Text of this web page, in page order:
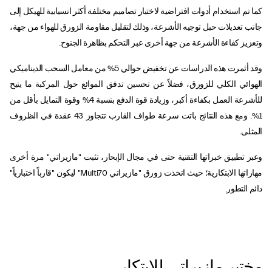
كما تم استخدام أدوات افتراضية لاختبار تصاميم مختلفة أكثر انسيابية للهيكل إلى
جانب تعديلات حبل توجيه الأشرعة، وذلك لتقليل مقاومة الزورق للهواء من جهة،
وتعزيز كفاءة الأشرعة من جهة أخرى عبر التحكم بظاهرة الجنوح.
وقد أثمرت هذه الدراسات عن تخفيض حوالي 5% من معامل السحب الديناميكي
الهوائي الكلي للزورق، فضلاً عن تحسين تدفق الموائع حول المركبة ما يتيح
للأشرعة العمل بكفاءة أكبر، وزيادة قوة الدفع بنسبة 4% وقوة التمايل بأقل من
1%. ومع هذه النتائج باتت سرعة طواف القارب تتجاوز 43 عقدة في الظروف
المثلى.
وعبر تطبيق خبراتها التقنية حتى في مجال الإبحار، تثبت "مازيراتي" مرة أخرى
مهاراتها الابتكارية؛ حيث اتخذت زورق "مازيراتي Multi70" ليكون "قارباً اختبارياً"
دائم التطور.